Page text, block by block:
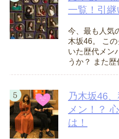
一覧！引継
今、最も人気
木坂46。 こ
いた歴代メン
うか？ また
乃木坂46
メン！？
は！